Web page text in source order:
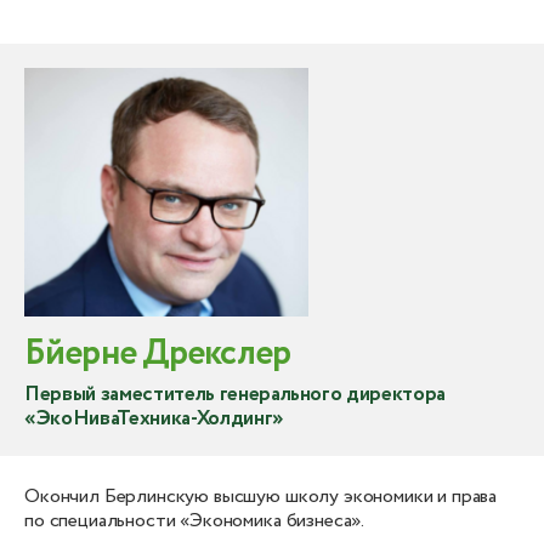
Бйерне Дрекслер
Первый заместитель генерального директора
«ЭкоНиваТехника-Холдинг»
Окончил Берлинскую высшую школу экономики и права
по специальности «Экономика бизнеса».